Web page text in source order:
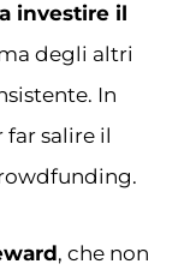
investire il
degli altri
In
salire il
, che non